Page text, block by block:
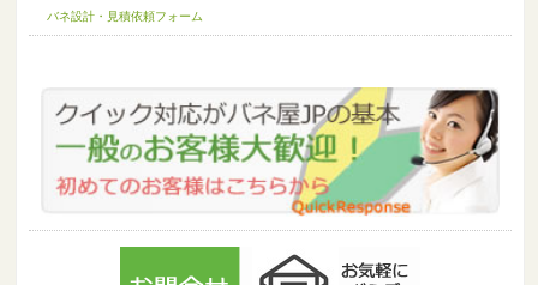
バネ設計・見積依頼フォーム